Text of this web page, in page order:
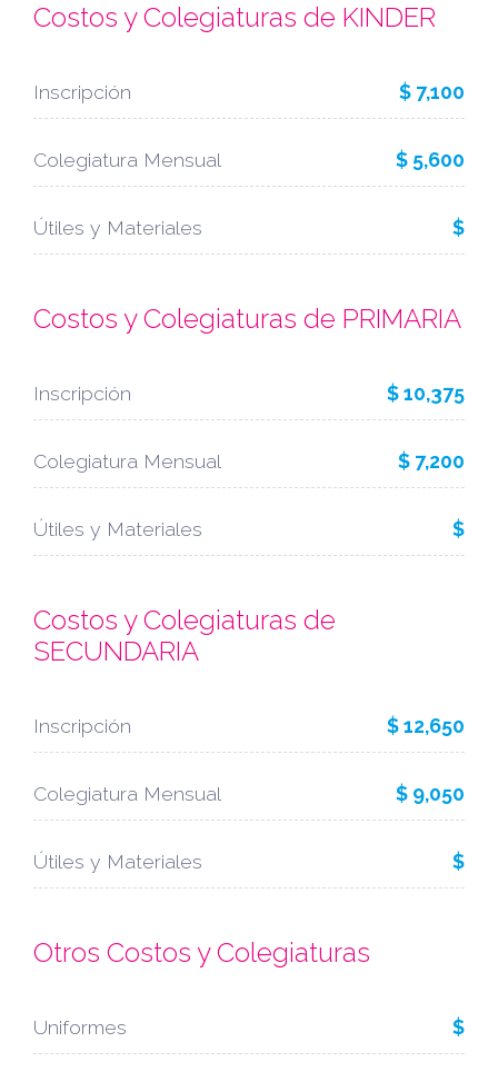
Costos y Colegiaturas de KINDER
Inscripción $ 7,100
Colegiatura Mensual $ 5,600
Útiles y Materiales $
Costos y Colegiaturas de PRIMARIA
Inscripción $ 10,375
Colegiatura Mensual $ 7,200
Útiles y Materiales $
Costos y Colegiaturas de
SECUNDARIA
Inscripción $ 12,650
Colegiatura Mensual $ 9,050
Útiles y Materiales $
Otros Costos y Colegiaturas
Uniformes $